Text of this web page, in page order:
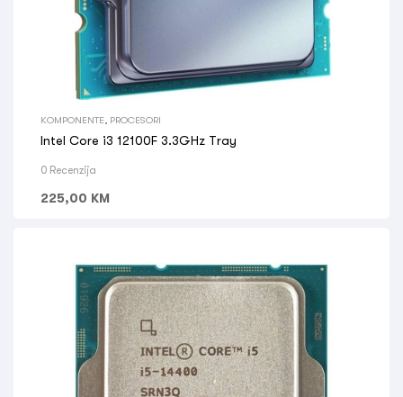
KOMPONENTE PROCESORI
Intel Core i3 12100F 3.3GHz Tray
0 Recenzija
225,00 KM